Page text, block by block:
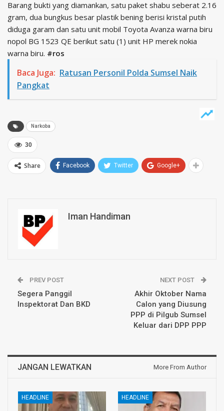
Barang bukti yang diamankan, satu paket shabu seberat 2.16
gram, dua bungkus besar plastik bening berisi kristal putih
diduga garam dan satu unit mobil Toyota Avanza warna biru
nopol BG 1523 QE berikut satu (1) unit HP merek nokia
warna biru. #ros
Baca Juga: Ratusan Personil Polda Sumsel Naik
Pangkat
Narkoba
30
Share Facebook Twitter Google+
Iman Handiman
PREV POST
Segera Panggil
Inspektorat Dan BKD
NEXT POST
Akhir Oktober Nama
Calon yang Diusung
PPP di Pilgub Sumsel
Keluar dari DPP PPP
JANGAN LEWATKAN More From Author
HEADLINE HEADLINE